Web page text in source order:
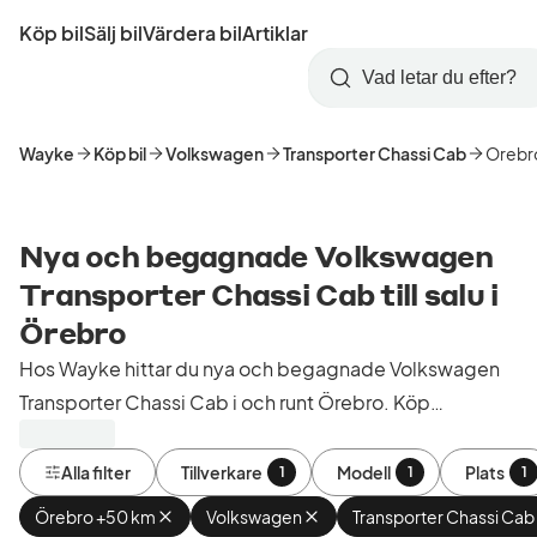
till
Startsida
Köp bilSälj bilVärdera bilArtiklar
Skapa
konto
Logga
in
Sök
Wayke Köp bil Volkswagen Transporter Chassi Cab
Nya och begagnade Volkswagen
Transporter Chassi Cab till salu i
Örebro
Hos Wayke hittar du nya och begagnade Volkswagen
Transporter Chassi Cab i och runt Örebro. Köp
Sverige.Alla filter Tillverkare 1 Modell 1 Plats 1
Örebro +50 km Ta
Volkswagen Ta
Transporter Chassi Cab